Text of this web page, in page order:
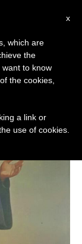
x
which are
the
to know
the cookies,
a link or
use of cookies.